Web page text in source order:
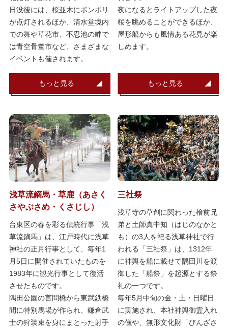
日没後には、桜並木にボンボリ
が点灯されるほか、清水堂境内
での舞や草花市、不忍池の畔で
は青空骨董市など、さまざまな
イベントも催されます。
もっと見る
夜になるとライトアップした夜
桜を眺めることができるほか、
屋形船からも風情ある花見が楽
しめます。
もっと見る
浅草流鏑馬・草鹿（あさく
さやぶさめ・くさじし）
台東区の春を彩る伝統行事「浅
草流鏑馬」は、江戸時代に浅草
神社の正月行事として、毎年1
月5日に開催されていたものを
1983年に観光行事として復活
させたものです。
隅田公園の言問橋から東武鉄橋
間に特別馬場が作られ、鎌倉武
士の狩装束を身にまとった射手
三社祭
浅草寺の草創に関わった檜前兄
弟と土師真中知（はじのなかと
も）の3人を祀る浅草神社で行
われる「三社祭」は、1312年
に神輿を船に載せて隅田川を渡
御した「船祭」を起源とする祭
礼の一つです。
毎年5月中旬の金・土・日曜日
に実施され、本社神輿御霊入れ
の儀や、無形文化財「びんざさ